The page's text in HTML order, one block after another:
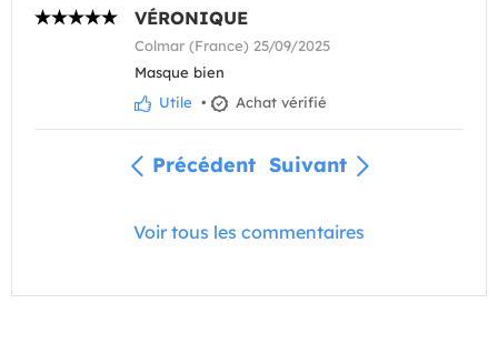
VÉRONIQUE
Colmar (France) 25/09/2025
Masque bien
Utile • Achat vérifié
Précédent Suivant
Voir tous les commentaires